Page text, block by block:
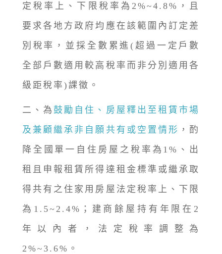
定稅率上、下限稅率為2%~4.8%，且
要求各地方政府均應在該範圍內訂定差
別稅率，並採全數累進(超過一定戶數
全部戶數適用較高稅率而非分別適用各
級距稅率)課徵。
二、為 鼓勵自住、房屋釋出至租賃市場
及兼顧繼承非自願共有或空置情形 ，酌
降全國單一自住房屋之稅率為1%、出
租且申報租賃所得達租金標準或繼承取
得共有之住家用房屋法定稅率上、下限
為1.5~2.4%；建商餘屋持有年限在2
年以內者，法定稅率調整為
2%~3.6%。